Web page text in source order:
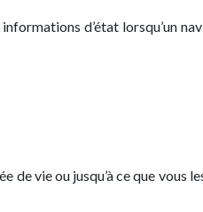
d’état lorsqu’un
vie ou jusqu’à ce que vous